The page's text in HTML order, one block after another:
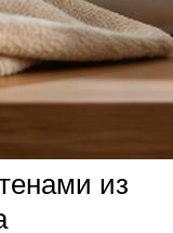
из